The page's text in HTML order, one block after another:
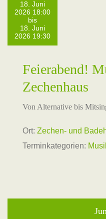
18. Juni
2026 18:00
bis
18. Juni
2026 19:30
Feierabend!
Zechenhaus
Von Alternative bis
Ort: Zechen- und
Terminkategorien: